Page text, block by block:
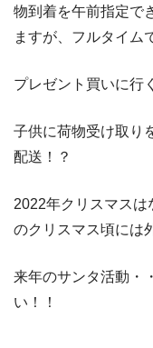
物到着を午前指定で
ますが、フルタイム
プレゼント買いに行
子供に荷物受け取り
配送！？
2022年クリスマス
のクリスマス頃には
来年のサンタ活動・
い！！